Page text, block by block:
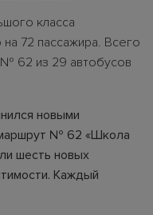
класса
72 пассажира. Всего
62 из 29 автобусов
новыми
№ 62 «Школа
шесть новых
Каждый